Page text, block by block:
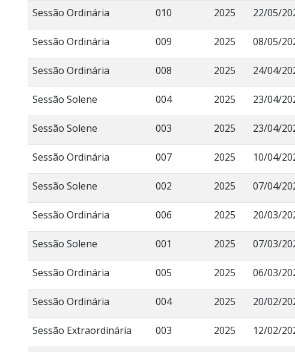
Sessão Ordinária 010 2025 22/05/
Sessão Ordinária 009 2025 08/05/
Sessão Ordinária 008 2025 24/04/
Sessão Solene 004 2025 23/04/
Sessão Solene 003 2025 23/04/
Sessão Ordinária 007 2025 10/04/
Sessão Solene 002 2025 07/04/
Sessão Ordinária 006 2025 20/03/
Sessão Solene 001 2025 07/03/
Sessão Ordinária 005 2025 06/03/
Sessão Ordinária 004 2025 20/02/
Sessão Extraordinária 003 2025 12/02/